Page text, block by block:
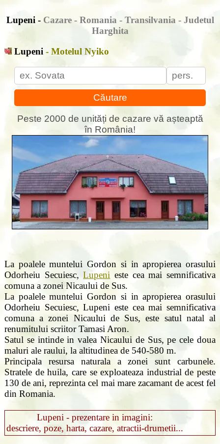
Lupeni - Cazare - Romania - Transilvania - Judetul
Harghita
Lupeni - Motelul Nyiko
Căutare
Peste 2000 de unități de cazare vă așteaptă
în România!
La poalele muntelui Gordon si in apropierea orasului
Odorheiu Secuiesc,Lupeni este cea mai semnificativa
comuna a zonei Nicaului de Sus.
La poalele muntelui Gordon si in apropierea orasului
Odorheiu Secuiesc, Lupeni este cea mai semnificativa
comuna a zonei Nicaului de Sus, este satul natal al
renumitului scriitor Tamasi Aron.
Satul se intinde in valea Nicaului de Sus, pe cele doua
maluri ale raului, la altitudinea de 540-580 m.
Principala resursa naturala a zonei sunt carbunele.
Stratele de huila, care se exploateaza industrial de peste
130 de ani, reprezinta cel mai mare zacamant de acest fel
din Romania.
Lupeni - prezentare in imagini:
descriere, poze, harta, cazare, atractii-drumetii...